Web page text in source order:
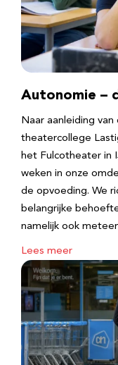
Autonomie –
Naar aanleiding
theatercollege
het Fulcotheater in
weken in onze
de opvoeding. We
belangrijke
namelijk ook
Lees meer